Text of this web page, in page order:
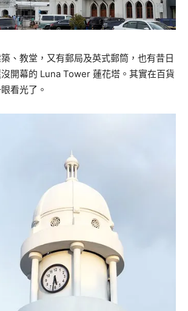
、教堂，又有郵局及英式郵筒，也有昔日
開幕的 Luna Tower 蓮花塔。其實在百貨
看光了。